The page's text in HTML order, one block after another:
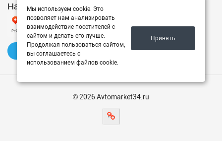
Наш рейтинг на Яндексе
✍️ Оставить отзыв
© 2026 Avtomarket34.ru
Мы используем cookie. Это
позволяет нам анализировать
взаимодействие посетителей с
сайтом и делать его лучше.
Продолжая пользоваться сайтом,
вы соглашаетесь с
использованием файлов cookie.
Принять